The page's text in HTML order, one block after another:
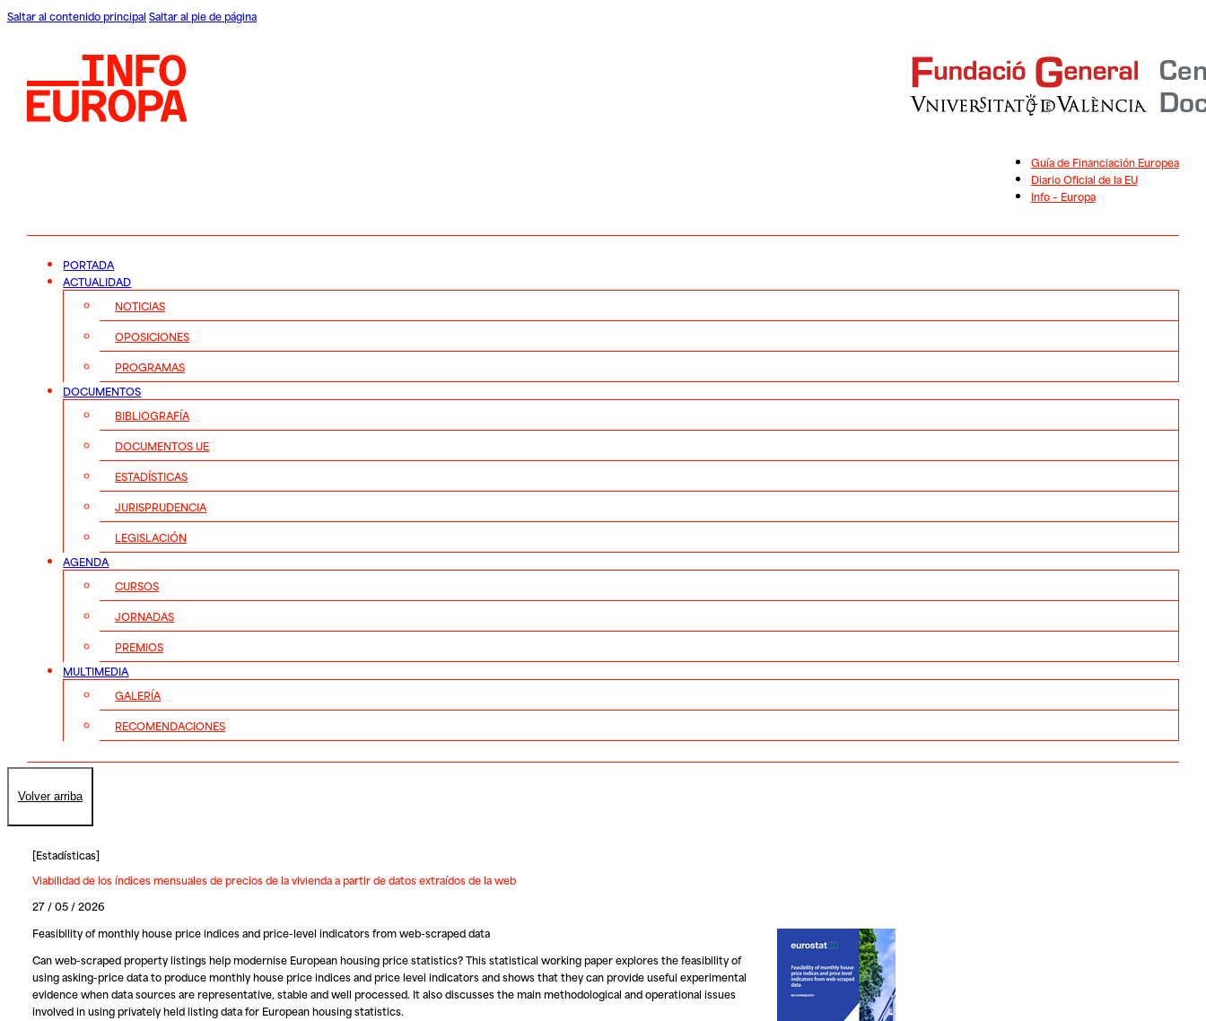
Saltar al contenido principal Saltar al pie de página
Guía de Financiación Europea
Diario Oficial de la EU
Info – Europa
PORTADA
ACTUALIDAD
NOTICIAS
OPOSICIONES
PROGRAMAS
DOCUMENTOS
BIBLIOGRAFÍA
DOCUMENTOS UE
ESTADÍSTICAS
JURISPRUDENCIA
LEGISLACIÓN
AGENDA
CURSOS
JORNADAS
PREMIOS
MULTIMEDIA
GALERÍA
RECOMENDACIONES
Volver arriba
[Estadísticas]
Viabilidad de los índices mensuales de precios de la vivienda a partir de datos extraídos de la web
27 / 05 / 2026
Feasibility of monthly house price indices and price-level indicators from web-scraped data
Can web-scraped property listings help modernise European housing price statistics? This statistical working paper explores the feasibility of
using asking-price data to produce monthly house price indices and price level indicators and shows that they can provide useful experimental
evidence when data sources are representative, stable and well processed. It also discusses the main methodological and operational issues
involved in using privately held listing data for European housing statistics.